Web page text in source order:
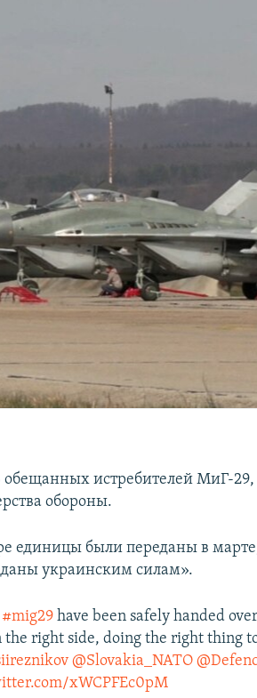
обещанных истребителей МиГ-
обороны.
единицы были переданы в
украинским силам».
#mig29 have been safely handed
the right side, doing the right thing
@Slovakia_NATO
xWCPFEc0pM